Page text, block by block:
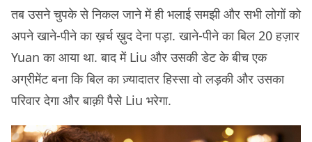
तब उसने चुपके से निकल जाने में ही भलाई समझी और सभी लोगों को
अपने खाने-पीने का ख़र्च ख़ुद देना पड़ा. खाने-पीने का बिल 20 हज़ार
Yuan का आया था. बाद में Liu और उसकी डेट के बीच एक
अग्रीमेंट बना कि बिल का ज़्यादातर हिस्सा वो लड़की और उसका
परिवार देगा और बाक़ी पैसे Liu भरेगा.